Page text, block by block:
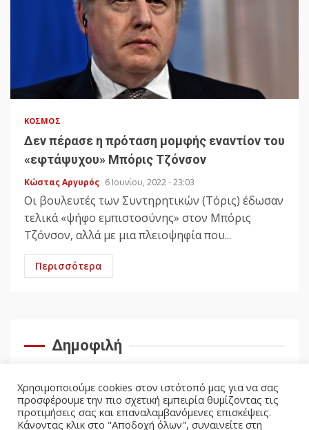
ΚΌΣΜΟΣ
Δεν πέρασε η πρόταση μομφής εναντίον του
«εφτάψυχου» Μπόρις Τζόνσον
Κώστας Αργυρός 6 Ιουνίου, 2022 - 23:03
Οι βουλευτές των Συντηρητικών (Τόρις) έδωσαν
τελικά «ψήφο εμπιστοσύνης» στον Μπόρις
Τζόνσον, αλλά με μια πλειοψηφία που...
Περισσότερα
Δημοφιλή
Χρησιμοποιούμε cookies στον ιστότοπό μας για να σας
προσφέρουμε την πιο σχετική εμπειρία θυμίζοντας τις
προτιμήσεις σας και επαναλαμβανόμενες επισκέψεις.
Κάνοντας κλικ στο "Αποδοχή όλων", συναινείτε στη